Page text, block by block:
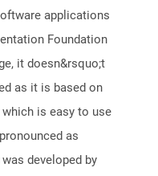
applications
Foundation
it doesn&rsquo;t
as it is based on
is easy to use
as
developed by